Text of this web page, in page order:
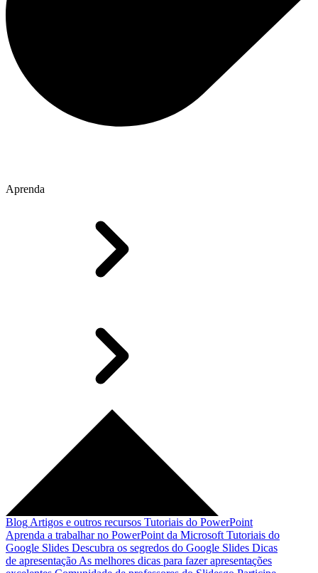
Aprenda
Blog Artigos e outros recursos Tutoriais do PowerPoint
Aprenda a trabalhar no PowerPoint da Microsoft Tutoriais do
Google Slides Descubra os segredos do Google Slides Dicas
de apresentação As melhores dicas para fazer apresentações